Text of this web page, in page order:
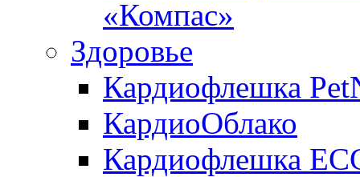
«Компас»
Здоровье
Кардиофлешка
КардиоОблако
Кардиофлешка